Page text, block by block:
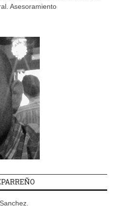
Asesoramiento